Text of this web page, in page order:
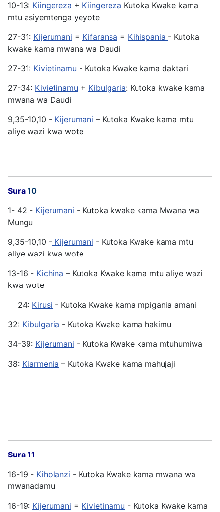
10-13: Kiingereza + Kiingereza Kutoka Kwake kama
mtu asiyemtenga yeyote
27-31: Kijerumani = Kifaransa = Kihispania - Kutoka
kwake kama mwana wa Daudi
27-31: Kivietinamu - Kutoka Kwake kama daktari
27-34: Kivietinamu + Kibulgaria: Kutoka kwake kama
mwana wa Daudi
9,35-10,10 - Kijerumani – Kutoka Kwake kama mtu
aliye wazi kwa wote
Sura 10
1- 42 - Kijerumani - Kutoka kwake kama Mwana wa
Mungu
9,35-10,10 - Kijerumani - Kutoka Kwake kama mtu
aliye wazi kwa wote
13-16 - Kichina – Kutoka Kwake kama mtu aliye wazi
kwa wote
24: Kirusi - Kutoka Kwake kama mpigania amani
32: Kibulgaria - Kutoka Kwake kama hakimu
34-39: Kijerumani - Kutoka Kwake kama mtuhumiwa
38: Kiarmenia – Kutoka Kwake kama mahujaji
Sura 11
16-19 - Kiholanzi - Kutoka Kwake kama mwana wa
mwanadamu
16-19: Kijerumani = Kivietinamu - Kutoka Kwake kama